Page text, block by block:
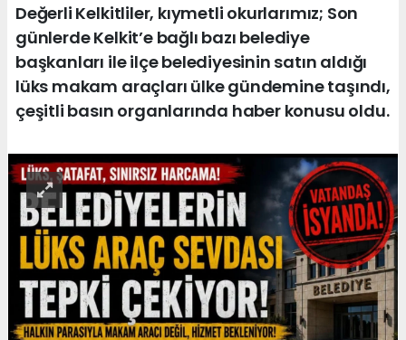
Değerli Kelkitliler, kıymetli okurlarımız; Son
günlerde Kelkit’e bağlı bazı belediye
başkanları ile ilçe belediyesinin satın aldığı
lüks makam araçları ülke gündemine taşındı,
çeşitli basın organlarında haber konusu oldu.